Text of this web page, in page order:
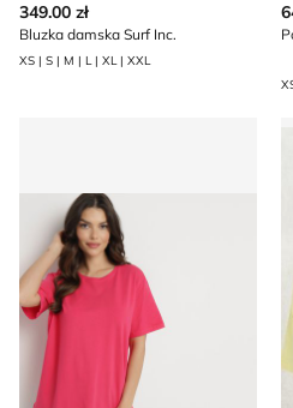
349.00 zł
Bluzka damska Surf Inc.
XS | S | M | L | XL | XXL
Bluzka damska casual na